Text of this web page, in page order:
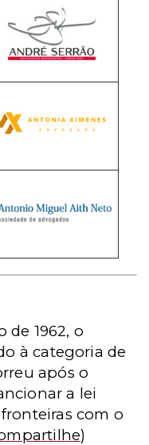
de 1962, o
à categoria de
após o
a lei
com o
)